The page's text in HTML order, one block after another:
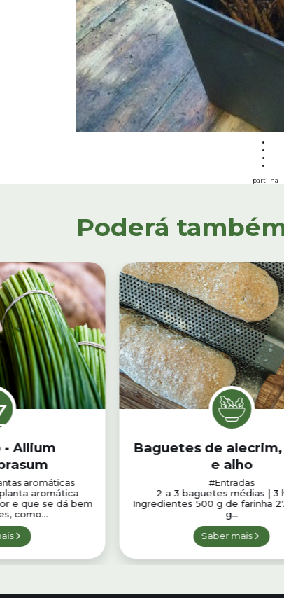
partilha
Poderá
- Allium
aromáticas
aromática
e que se dá bem
como...
Baguetes de
e alho
#Entradas
2 a 3 baguetes médias | 3
Ingredientes 500 g de farinha
g...
Saber mais